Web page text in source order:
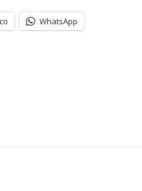
WhatsApp